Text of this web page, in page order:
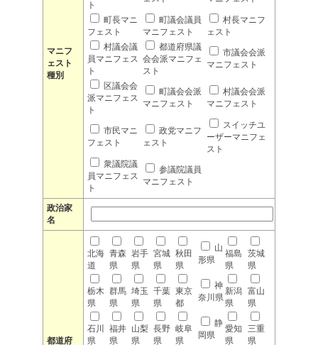
マニフ
ェスト
種別
ト
町長マニ
フェスト
町議会議員
マニフェスト
村長マニフ
ェスト
村議会議
員マニフェス
ト
都道府県議
会会派マニフェ
スト
市議会会派
マニフェスト
区議会会
派マニフェス
ト
町議会会派
マニフェスト
村議会会派
マニフェスト
市民マニ
フェスト
政党マニフ
ェスト
スイッチユ
ーザーマニフェ
スト
衆議院議
員マニフェス
ト
参議院議員
マニフェスト
政治家
名
都道府
北海
道
青森
県
岩手
県
宮城
県
秋田
県
山
形県
福島
県
茨城
県
栃木
県
群馬
県
埼玉
県
千葉
県
東京
都
神
奈川県
新潟
県
富山
県
石川
県
福井
県
山梨
県
長野
県
岐阜
県
静
岡県
愛知
県
三重
県